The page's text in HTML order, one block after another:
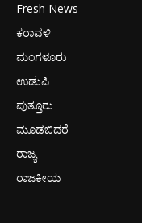
Fresh News
ಕರಾವಳಿ
ಮಂಗಳೂರು
ಉಡುಪಿ
ಪುತ್ತೂರು
ಮೂಡಬಿದರೆ
ರಾಜ್ಯ
ರಾಜಕೀಯ